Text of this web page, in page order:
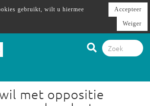
met oppositie
gebruikt, wilt u hiermee
Accepteer
Weiger